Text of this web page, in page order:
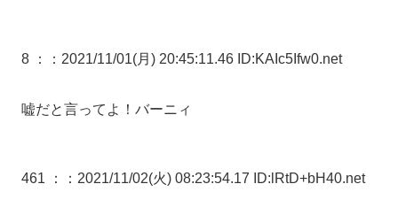
8 ： ：2021/11/01(月) 20:45:11.46 ID:KAIc5Ifw0.net
嘘だと言ってよ！バーニィ
461 ： ：2021/11/02(火) 08:23:54.17 ID:lRtD+bH40.net